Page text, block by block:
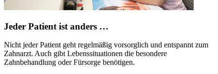
Jeder Patient ist anders …
Nicht jeder Patient geht regelmäßig vorsorglich und entspannt zum
Zahnarzt. Auch gibt Lebenssituationen die besondere
Zahnbehandlung oder Fürsorge benötigen.